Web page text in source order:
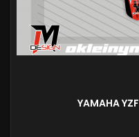
YAMAHA